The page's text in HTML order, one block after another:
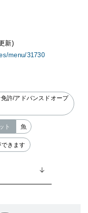
新)
menu/31730
許/アドバンスドオープ
ト 魚
きます